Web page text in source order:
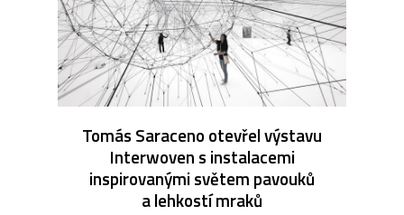
Tomás Saraceno otevřel výstavu
Interwoven s instalacemi
inspirovanými světem pavouků
a lehkostí mraků